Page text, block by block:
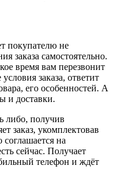
покупателю не
заказа самостоятельно.
время вам перезвонит
заказа, ответит
его особенностей. А
и доставки.
либо, получив
заказ, укомплектовав
на
сейчас. Получает
телефон и ждёт